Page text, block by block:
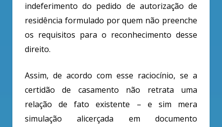
indeferimento do pedido de autorização de
residência formulado por quem não preenche
os requisitos para o reconhecimento desse
direito.
Assim, de acordo com esse raciocínio, se a
certidão de casamento não retrata uma
relação de fato existente – e sim mera
simulação alicerçada em documento